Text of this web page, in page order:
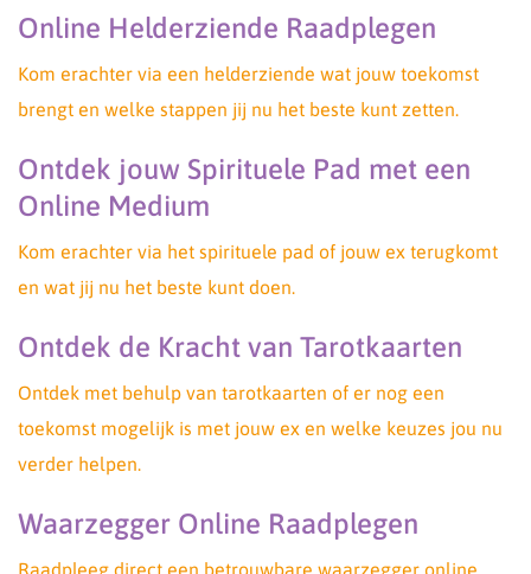
Online Helderziende Raadplegen
Kom erachter via een helderziende wat jouw toekomst
brengt en welke stappen jij nu het beste kunt zetten.
Ontdek jouw Spirituele Pad met een
Online Medium
Kom erachter via het spirituele pad of jouw ex terugkomt
en wat jij nu het beste kunt doen.
Ontdek de Kracht van Tarotkaarten
Ontdek met behulp van tarotkaarten of er nog een
toekomst mogelijk is met jouw ex en welke keuzes jou nu
verder helpen.
Waarzegger Online Raadplegen
Raadpleeg direct een betrouwbare waarzegger online.